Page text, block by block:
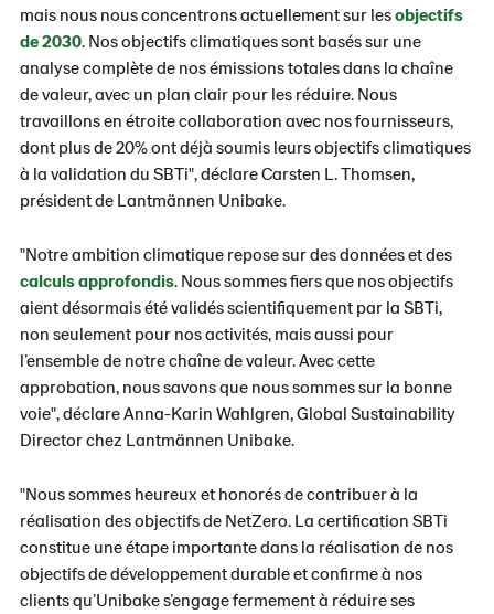
mais nous nous concentrons actuellement sur lesobjectifs
de 2030. Nos objectifs climatiques sont basés sur une
analyse complète de nos émissions totales dans la chaîne
de valeur, avec un plan clair pour les réduire. Nous
travaillons en étroite collaboration avec nos fournisseurs,
dont plus de 20% ont déjà soumis leurs objectifs climatiques
à la validation du SBTi", déclare Carsten L. Thomsen,
président de Lantmännen Unibake.
"Notre ambition climatique repose sur des données et des
calculs approfondis. Nous sommes fiers que nos objectifs
aient désormais été validés scientifiquement par la SBTi,
non seulement pour nos activités, mais aussi pour
l’ensemble de notre chaîne de valeur. Avec cette
approbation, nous savons que nous sommes sur la bonne
voie", déclare Anna-Karin Wahlgren, Global Sustainability
Director chez Lantmännen Unibake.
"Nous sommes heureux et honorés de contribuer à la
réalisation des objectifs de NetZero. La certification SBTi
constitue une étape importante dans la réalisation de nos
objectifs de développement durable et confirme à nos
clients qu’Unibake s’engage fermement à réduire ses